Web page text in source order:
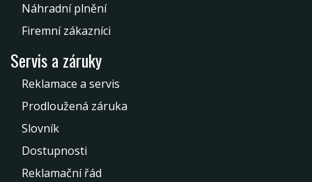
Náhradní plnění
Firemní zákazníci
Servis a záruky
Reklamace a servis
Prodloužená záruka
Slovník
Dostupnosti
Reklamační řád